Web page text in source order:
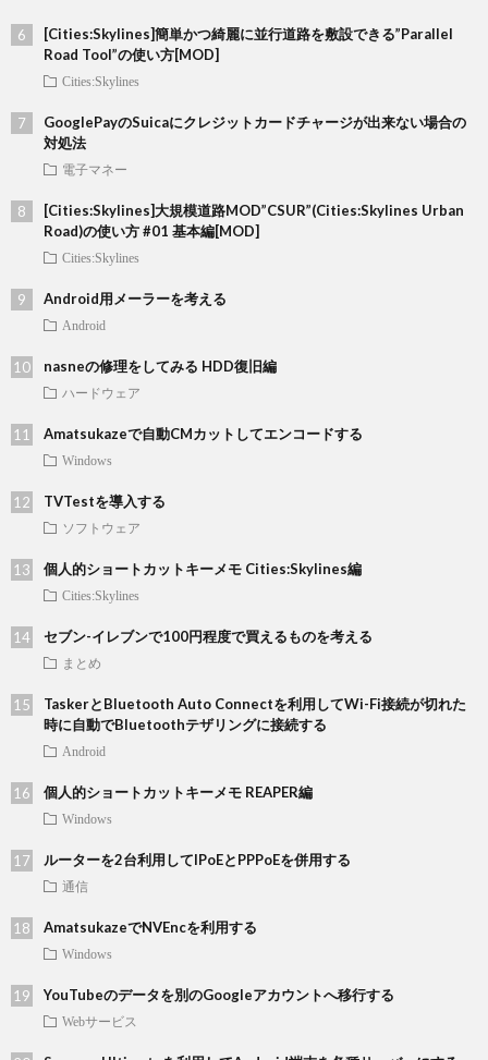
[Cities:Skylines]簡単かつ綺麗に並行道路を敷設できる”Parallel
Road Tool”の使い方[MOD]
Cities:Skylines
GooglePayのSuicaにクレジットカードチャージが出来ない場合の
対処法
電子マネー
[Cities:Skylines]大規模道路MOD”CSUR”(Cities:Skylines Urban
Road)の使い方 #01 基本編[MOD]
Cities:Skylines
Android用メーラーを考える
Android
nasneの修理をしてみる HDD復旧編
ハードウェア
Amatsukazeで自動CMカットしてエンコードする
Windows
TVTestを導入する
ソフトウェア
個人的ショートカットキーメモ Cities:Skylines編
Cities:Skylines
セブン-イレブンで100円程度で買えるものを考える
まとめ
TaskerとBluetooth Auto Connectを利用してWi-Fi接続が切れた
時に自動でBluetoothテザリングに接続する
Android
個人的ショートカットキーメモ REAPER編
Windows
ルーターを2台利用してIPoEとPPPoEを併用する
通信
AmatsukazeでNVEncを利用する
Windows
YouTubeのデータを別のGoogleアカウントへ移行する
Webサービス